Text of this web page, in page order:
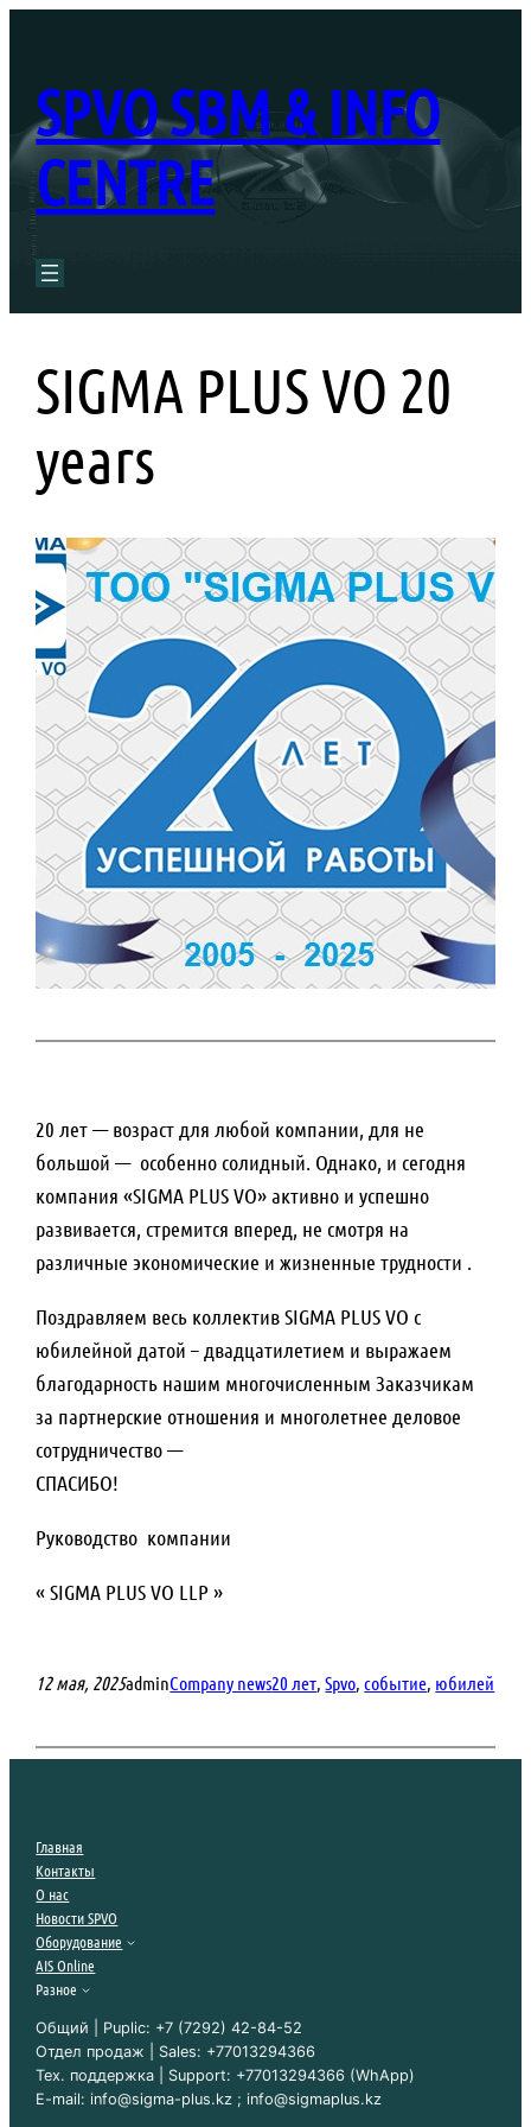
содержимому
SPVO SBM & INFO
CENTRE
SIGMA PLUS VO 20
years
20 лет — возраст для любой компании, для не
большой — особенно солидный. Однако, и сегодня
компания «SIGMA PLUS VO» активно и успешно
развивается, стремится вперед, не смотря на
различные экономические и жизненные трудности .
Поздравляем весь коллектив SIGMA PLUS VO с
юбилейной датой – двадцатилетием и выражаем
благодарность нашим многочисленным Заказчикам
за партнерские отношения и многолетнее деловое
сотрудничество —
СПАСИБО!
Руководство компании
« SIGMA PLUS VO LLP »
12 мая, 2025adminCompany news20 лет, Spvo, событие, юбилей
Главная
Контакты
О нас
Новости SPVO
Оборудование
AIS Online
Разное
Общий | Puplic: +7 (7292) 42-84-52
Отдел продаж | Sales: +77013294366
Тех. поддержка | Support: +77013294366 (WhApp)
E-mail: info@sigma-plus.kz ; info@sigmaplus.kz